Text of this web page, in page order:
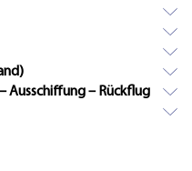
Ausschiffung – Rückflug